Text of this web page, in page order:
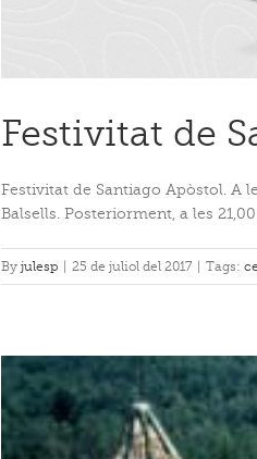
Festivitat de
Festivitat de Santiago Apòstol. A
Balsells. Posteriorment, a les
By julesp 25 de juliol del 2017 Tags: